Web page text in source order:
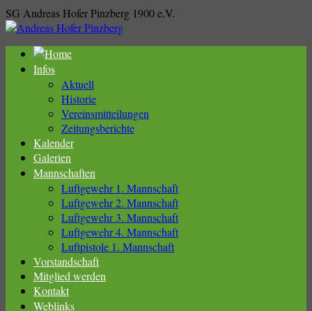
SG Andreas Hofer Pinzberg 1900 e.V.
Infos
Aktuell
Historie
Vereinsmitteilungen
Zeitungsberichte
Kalender
Galerien
Mannschaften
Luftgewehr 1. Mannschaft
Luftgewehr 2. Mannschaft
Luftgewehr 3. Mannschaft
Luftgewehr 4. Mannschaft
Luftpistole 1. Mannschaft
Vorstandschaft
Mitglied werden
Kontakt
Weblinks